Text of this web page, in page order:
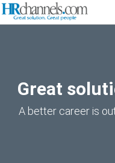
Great
A better career is